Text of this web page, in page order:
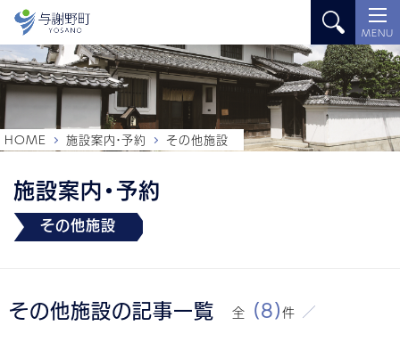
MENU
施設案内・予約
その他施設
HOME 施設案内・予約 その他施設
その他施設の記事一覧 全 (8)件